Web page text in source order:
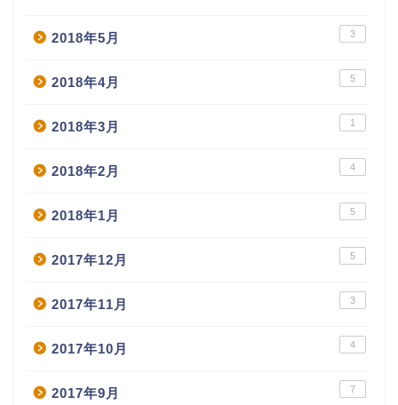
2018年5月 3
2018年4月 5
2018年3月 1
2018年2月 4
2018年1月 5
2017年12月 5
2017年11月 3
2017年10月 4
2017年9月 7